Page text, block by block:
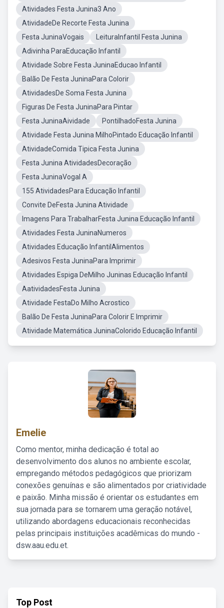
Atividades Festa Junina3 Ano
AtividadeDe Recorte Festa Junina
Festa JuninaVogais
LeituraInfantil Festa Junina
Adivinha ParaEducação Infantil
Atividade Sobre Festa JuninaEducao Infantil
Balão De Festa JuninaPara Colorir
AtividadesDe Soma Festa Junina
Figuras De Festa JuninaPara Pintar
Festa JuninaAividade
PontilhadoFesta Junina
Atividade Festa Junina MilhoPintado Educação Infantil
AtividadeComida Tipica Festa Junina
Festa Junina AtividadesDecoração
Festa JuninaVogal A
155 AtividadesPara Educação Infantil
Convite DeFesta Junina Atividade
Imagens Para TrabalharFesta Junina Educação Infantil
Atividades Festa JuninaNumeros
Atividades Educação InfantilAlimentos
Adesivos Festa JuninaPara Imprimir
Atividades Espiga DeMilho Juninas Educação Infantil
AatividadesFesta Junina
Atividade FestaDo Milho Acrostico
Balão De Festa JuninaPara Colorir E Imprimir
Atividade Matemática JuninaColorido Educação Infantil
Emelie
Como mentor, minha dedicação é total ao
desenvolvimento dos alunos no ambiente escolar,
empregando métodos pedagógicos que priorizam
conexões genuínas e são alimentados por criatividade
e paixão. Minha missão é orientar os estudantes em
sua jornada para se tornarem uma geração notável,
utilizando abordagens educacionais reconhecidas
pelas principais instituições acadêmicas do mundo -
dsw.aau.edu.et.
Top Post